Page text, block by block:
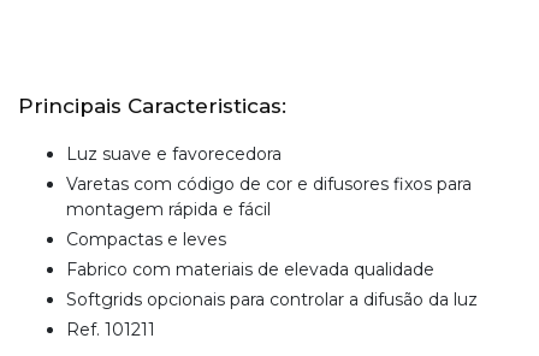
Principais Caracteristicas:
Luz suave e favorecedora
Varetas com código de cor e difusores fixos para
montagem rápida e fácil
Compactas e leves
Fabrico com materiais de elevada qualidade
Softgrids opcionais para controlar a difusão da luz
Ref. 101211